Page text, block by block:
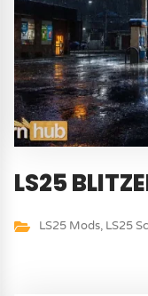
LS25
LS25 Mods, LS25